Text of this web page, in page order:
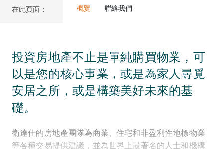
在此頁面： 概覽 聯絡我們
投資房地產不止是單純購買物業，可
以是您的核心事業，或是為家人尋覓
安居之所，或是構築美好未來的基
礎。
衛達仕的房地產團隊為商業、住宅和非盈利性地標物業
等各種交易提供建議，並為世界上最著名的人士和機構